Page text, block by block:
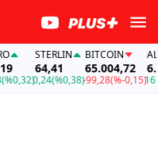
STERLIN
64,41
0,24(%0,38)
BITCOIN
65.004,72
-99,28(%-0,15)
ALTIN